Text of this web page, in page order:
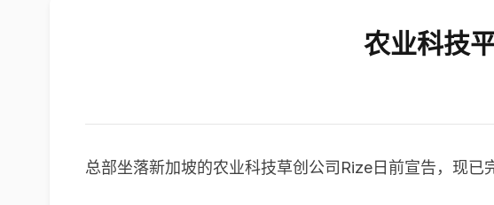
农业科技
总部坐落新加坡的农业科技草创公司Rize日前宣告，现已